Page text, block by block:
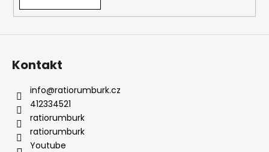
Kontakt
info@ratiorumburk.cz
412334521
ratiorumburk
ratiorumburk
Youtube